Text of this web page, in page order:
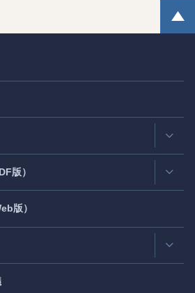
版）
リッシャーズノート
版）
ム